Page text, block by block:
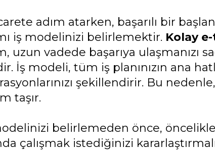
adım atarken, başarılı bir
iş modelinizi belirlemektir. Kolay
uzun vadede başarıya ulaşmanızı
İş modeli, tüm iş planınızın ana
şekillendirir. Bu
taşır.
belirlemeden önce,
çalışmak istediğinizi